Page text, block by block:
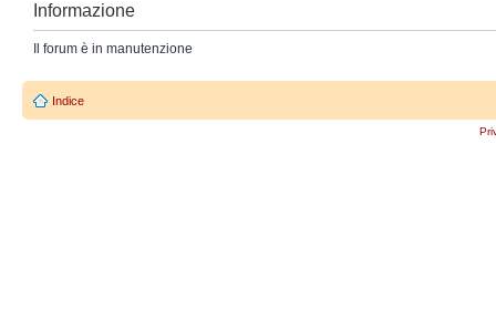
Informazione
Il forum è in manutenzione
Indice